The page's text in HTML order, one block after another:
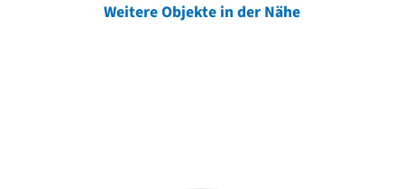
Weitere Objekte in der Nähe